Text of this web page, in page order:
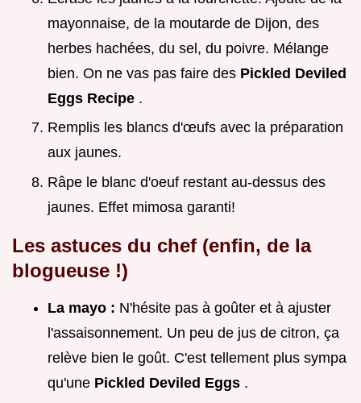
mayonnaise, de la moutarde de Dijon, des
herbes hachées, du sel, du poivre. Mélange
bien. On ne vas pas faire des Pickled Deviled
Eggs Recipe .
Remplis les blancs d'œufs avec la préparation
aux jaunes.
Râpe le blanc d'oeuf restant au-dessus des
jaunes. Effet mimosa garanti!
Les astuces du chef (enfin, de la
blogueuse !)
La mayo : N'hésite pas à goûter et à ajuster
l'assaisonnement. Un peu de jus de citron, ça
relève bien le goût. C'est tellement plus sympa
qu'une Pickled Deviled Eggs .